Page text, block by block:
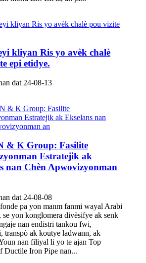
kliyan Ris yo avèk chalè
epi etidye.
dat 24-08-13
& K Group: Fasilite
Estratejik ak
nan Chèn Apwovizyonman
dat 24-08-08
pa yon manm fanmi wayal Arabi
se yon konglomera divèsifye ak senk
nan endistri tankou fwi,
transpò ak koutye ladwann, ak
nan filiyal li yo te ajan Top
Ductile Iron Pipe nan...